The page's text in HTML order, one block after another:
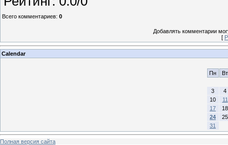
Всего комментариев: 0
Добавлять комментарии
[
Calendar
Пн Вт
3
4
10
11
17
18
24
25
31
Полная версия сайта